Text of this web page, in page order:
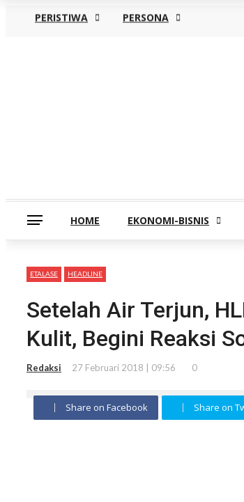
HOME EKONOMI-BISNIS
PERISTIWA PERSONA
ETALASE HEADLINE
Setelah Air Terjun,
Kulit, Begini Reaksi
Redaksi 27 Februari 2018 | 09:56 0
Share on Facebook Share on